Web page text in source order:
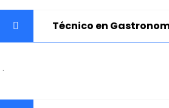
Técnico en
.